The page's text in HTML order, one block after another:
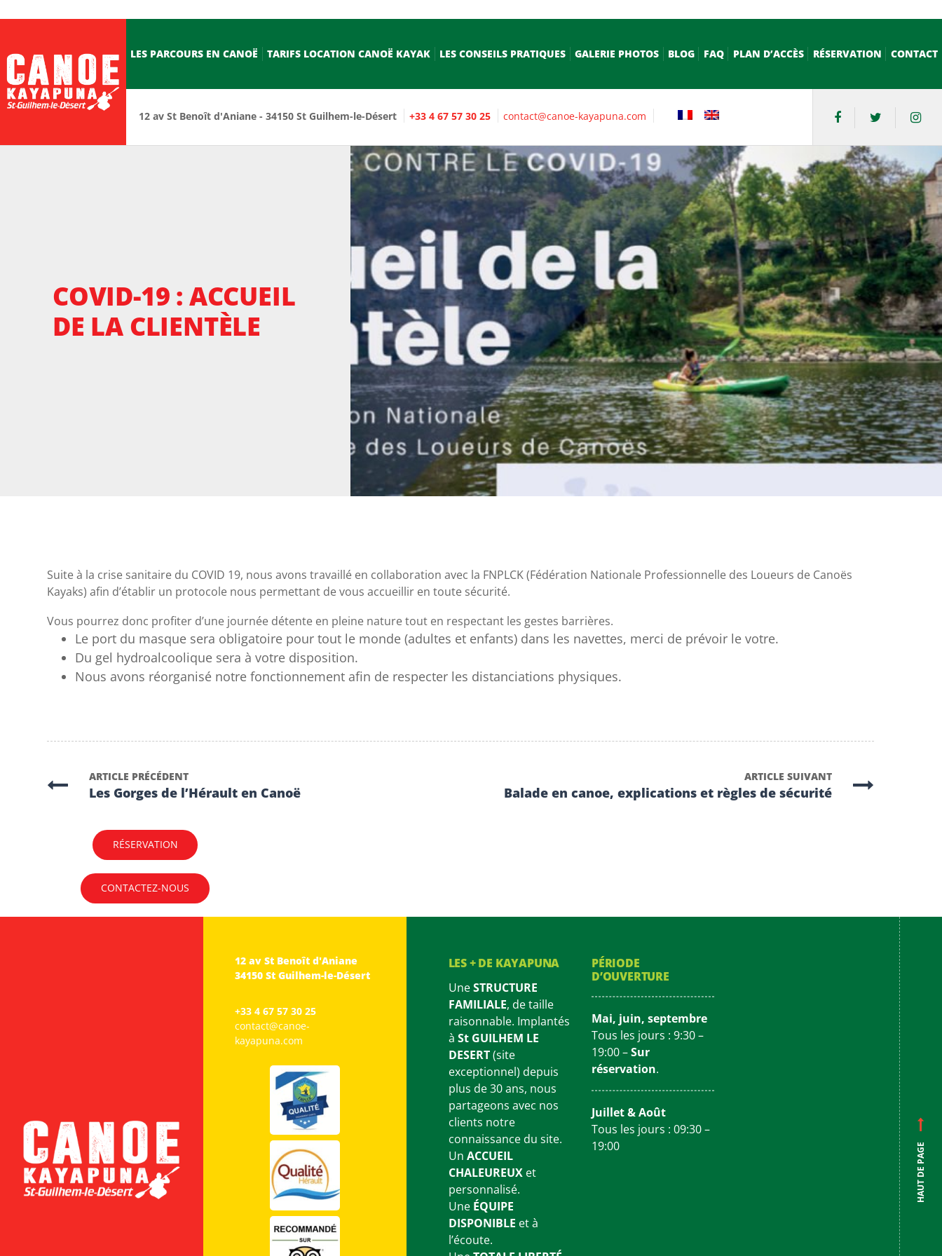
LES PARCOURS EN CANOË TARIFS LOCATION CANOË KAYAK LES CONSEILS PRATIQUES GALERIE PHOTOS BLOG FAQ PLAN D’ACCÈS RÉSERVATION CONTACT
12 av St Benoît d'Aniane - 34150 St Guilhem-le-Désert +33 4 67 57 30 25 contact@canoe-kayapuna.com
COVID-19 : ACCUEIL
DE LA CLIENTÈLE
Suite à la crise sanitaire du COVID 19, nous avons travaillé en collaboration avec la FNPLCK (Fédération Nationale Professionnelle des Loueurs de Canoës
Kayaks) afin d’établir un protocole nous permettant de vous accueillir en toute sécurité.
Vous pourrez donc profiter d’une journée détente en pleine nature tout en respectant les gestes barrières.
Le port du masque sera obligatoire pour tout le monde (adultes et enfants) dans les navettes, merci de prévoir le votre.
Du gel hydroalcoolique sera à votre disposition.
Nous avons réorganisé notre fonctionnement afin de respecter les distanciations physiques.
ARTICLE PRÉCÉDENT
Les Gorges de l’Hérault en Canoë
ARTICLE SUIVANT
Balade en canoe, explications et règles de sécurité
RÉSERVATION
CONTACTEZ-NOUS
12 av St Benoît d'Aniane
34150 St Guilhem-le-Désert
+33 4 67 57 30 25
contact@canoe-
kayapuna.com
LES + DE KAYAPUNA
UneSTRUCTURE
FAMILIALE, de taille
raisonnable. Implantés
à St GUILHEM LE
DESERT(site
exceptionnel) depuis
plus de 30 ans, nous
partageons avec nos
clients notre
connaissance du site.
Un ACCUEIL
CHALEUREUXet
personnalisé.
Une ÉQUIPE
DISPONIBLE et à
l’écoute.
PÉRIODE
D’OUVERTURE
Mai, juin, septembre
Tous les jours : 9:30 –
19:00 –Sur
réservation.
Juillet & Août
Tous les jours : 09:30 –
19:00
HAUT DE PAGE